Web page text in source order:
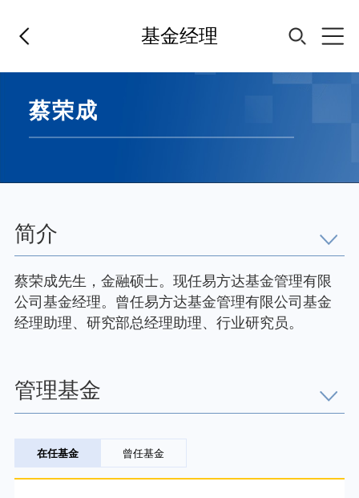
基金经理
首页
指数专区
FOF
投资顾问
关于我们
蔡荣成
简介
蔡荣成先生，金融硕士。现任易方达基金管理有限
公司基金经理。曾任易方达基金管理有限公司基金
经理助理、研究部总经理助理、行业研究员。
管理基金
在任基金 曾任基金